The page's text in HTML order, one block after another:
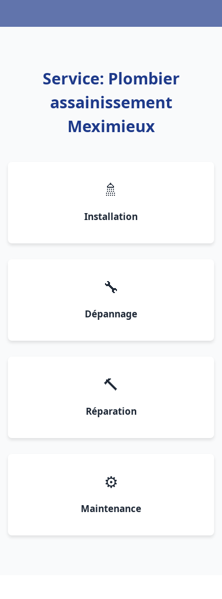
Service: Plombier
assainissement
Meximieux
🚿
Installation
🔧
Dépannage
🔨
Réparation
⚙️
Maintenance